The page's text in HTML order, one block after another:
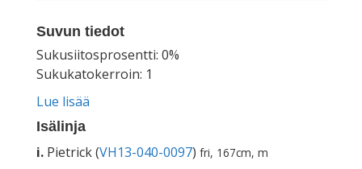
Suvun tiedot
Sukusiitosprosentti: 0%
Sukukatokerroin: 1
Lue lisää
Isälinja
i. Pietrick (VH13-040-0097) fri, 167cm, m